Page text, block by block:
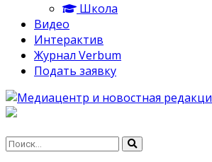
Школа
Видео
Интерактив
Журнал Verbum
Подать заявку